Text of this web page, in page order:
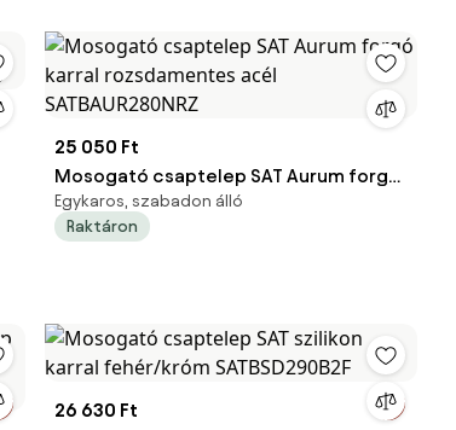
25 050 Ft
Mosogató csaptelep SAT Aurum forgó
karral rozsdamentes acél
SATBAUR280NRZ
Egykaros, szabadon álló
Raktáron
26 630 Ft